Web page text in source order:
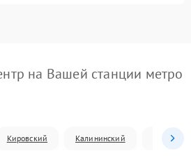
на Вашей станции метро
Кировский Калининский